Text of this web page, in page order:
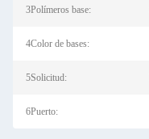
3Polímeros base:
4Color de bases:
5Solicitud:
6Puerto: